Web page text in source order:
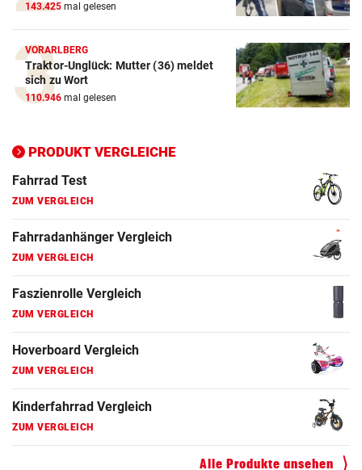
143.425 mal gelesen
VORARLBERG
Traktor-Unglück: Mutter (36) meldet
sich zu Wort
110.946 mal gelesen
PRODUKT VERGLEICHE
E-Bike Vergleich
ZUM VERGLEICH
Elektro-Scooter Vergleich
ZUM VERGLEICH
ZUM VERGLEICH
Fahrrad Test
ZUM VERGLEICH
Fahrradanhänger Vergleich
ZUM VERGLEICH
Faszienrolle Vergleich
ZUM VERGLEICH
Hoverboard Vergleich
ZUM VERGLEICH
Kinderfahrrad Vergleich
ZUM VERGLEICH
Alle Produkte ansehen